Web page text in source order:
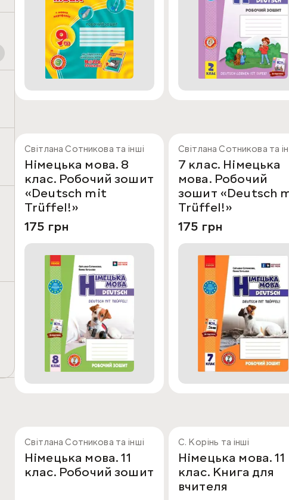
Світлана Сотникова та інші
Німецька мова. 8
клас. Робочий зошит
«Deutsch mit
Trüffel!»
175 грн
Світлана Сотникова та
7 клас. Німецька
мова. Робочий
зошит «Deutsch
Trüffel!»
175 грн
Світлана Сотникова та інші
Німецька мова. 11
клас. Робочий зошит
С. Корінь та інші
Німецька мова. 11
клас. Книга для
вчителя